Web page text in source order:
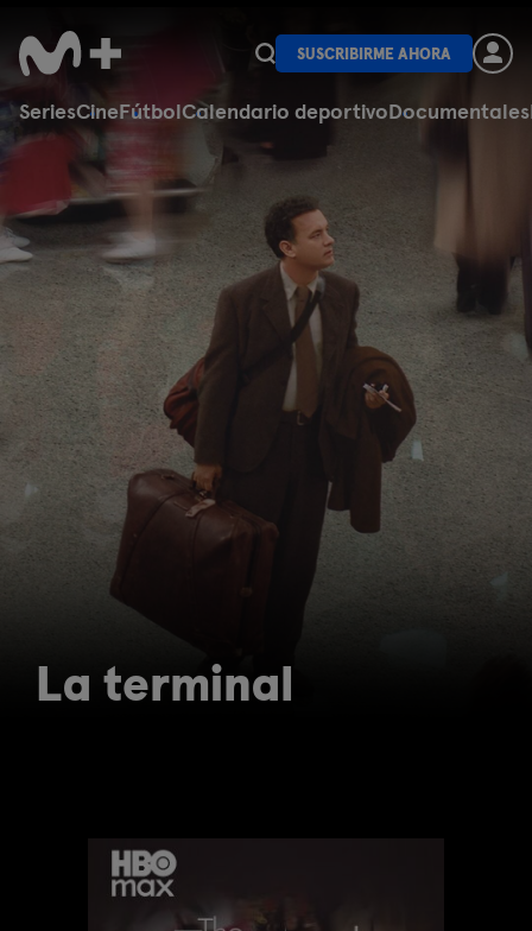
SeriesCineFútbolCalendario deportivoDocumentales
SUSCRIBIRME AHORA
La terminal